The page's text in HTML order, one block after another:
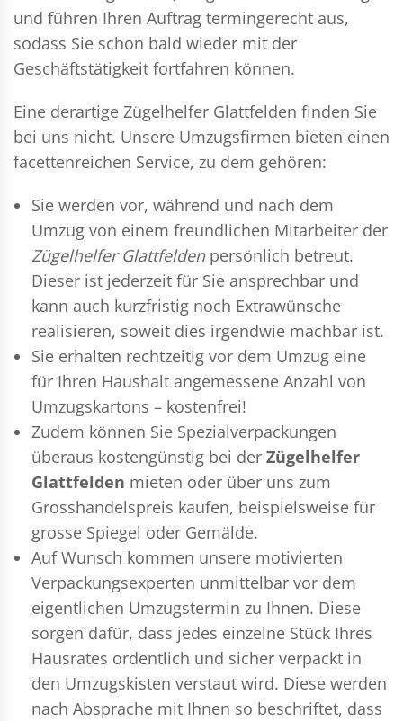
und führen Ihren Auftrag termingerecht aus,
sodass Sie schon bald wieder mit der
Geschäftstätigkeit fortfahren können.
Eine derartige Zügelhelfer Glattfelden finden Sie
bei uns nicht. Unsere Umzugsfirmen bieten einen
facettenreichen Service, zu dem gehören:
Sie werden vor, während und nach dem
Umzug von einem freundlichen Mitarbeiter der
Zügelhelfer Glattfeldenpersönlich betreut.
Dieser ist jederzeit für Sie ansprechbar und
kann auch kurzfristig noch Extrawünsche
realisieren, soweit dies irgendwie machbar ist.
Sie erhalten rechtzeitig vor dem Umzug eine
für Ihren Haushalt angemessene Anzahl von
Umzugskartons – kostenfrei!
Zudem können Sie Spezialverpackungen
überaus kostengünstig bei der Zügelhelfer
Glattfelden mieten oder über uns zum
Grosshandelspreis kaufen, beispielsweise für
grosse Spiegel oder Gemälde.
Auf Wunsch kommen unsere motivierten
Verpackungsexperten unmittelbar vor dem
eigentlichen Umzugstermin zu Ihnen. Diese
sorgen dafür, dass jedes einzelne Stück Ihres
Hausrates ordentlich und sicher verpackt in
den Umzugskisten verstaut wird. Diese werden
nach Absprache mit Ihnen so beschriftet, dass